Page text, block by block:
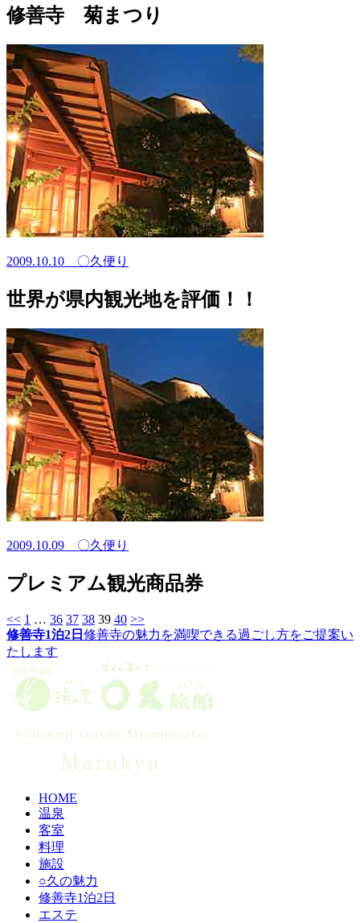
修善寺 菊まつり
2009.10.10 〇久便り
世界が県内観光地を評価！！
2009.10.09 〇久便り
プレミアム観光商品券
<< 1 … 36 37 38 39 40 >>
修善寺1泊2日 修善寺の魅力を満喫できる過ごし方をご提案い
たします
HOME
温泉
客室
料理
施設
○久の魅力
修善寺1泊2日
エステ